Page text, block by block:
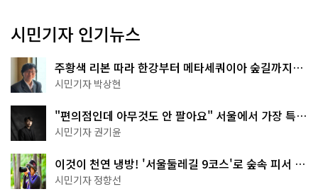
시민기자 인기뉴스
주황색 리본 따라 한강부터 메타세쿼이아 숲길까지…
서울둘레길 15코스
시민기자 박상현
"편의점인데 아무것도 안 팔아요" 서울에서 가장 특별
한 편의점의 정체
시민기자 권기윤
이것이 천연 냉방! '서울둘레길 9코스'로 숲속 피서 떠
나볼까
시민기자 정향선